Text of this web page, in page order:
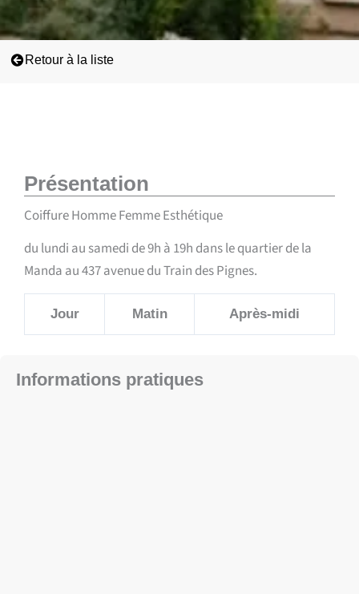
Retour à la liste
Présentation
Coiffure Homme Femme Esthétique
du lundi au samedi de 9h à 19h dans le quartier de la
Manda au 437 avenue du Train des Pignes.
Jour Matin Après-midi
Informations pratiques